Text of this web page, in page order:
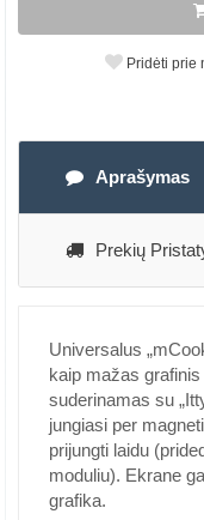
Pridėti prie
Aprašymas
Prekių
Universalus
kaip mažas
suderinamas su
jungiasi per
prijungti laidu
moduliu). Ekrane
grafika.